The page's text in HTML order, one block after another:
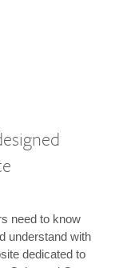
need to know
understand with
dedicated to